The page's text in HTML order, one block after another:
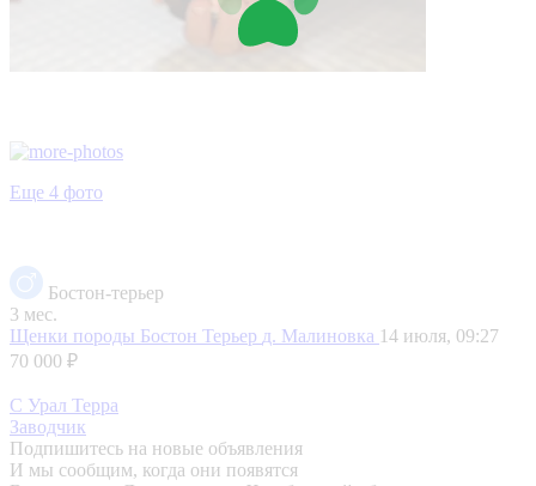
Еще 4 фото
Бостон-терьер
3 мес.
Щенки породы Бостон Терьер д. Малиновка 14 июля, 09:27
70 000 ₽
С Урал Терра
Заводчик
Подпишитесь на новые объявления
И мы сообщим, когда они появятся